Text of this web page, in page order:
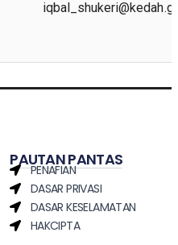
PAUTAN PANTAS
PENAFIAN
DASAR PRIVASI
DASAR KESELAMATAN
HAKCIPTA